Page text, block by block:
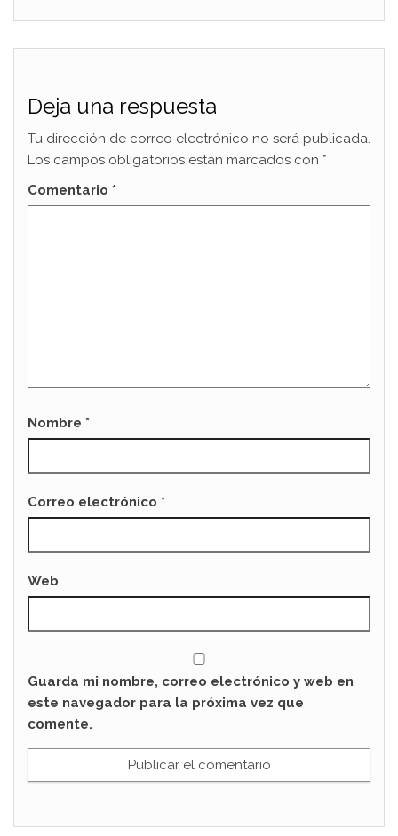
Deja una respuesta
Tu dirección de correo electrónico no será publicada.
Los campos obligatorios están marcados con *
Comentario *
Nombre *
Correo electrónico *
Web
Guarda mi nombre, correo electrónico y web en
este navegador para la próxima vez que
comente.